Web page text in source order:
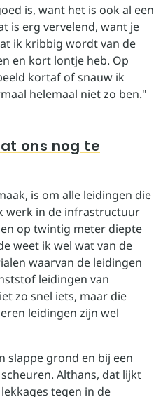
is, want het is ook al een
is erg vervelend, want je
ik kribbig wordt van de
en kort lontje heb. Op
kortaf of snauw ik
helemaal niet zo ben."
ons nog te
is om alle leidingen die
werk in de infrastructuur
op twintig meter diepte
weet ik wel wat van de
waarvan de leidingen
leidingen van
zo snel iets, maar die
leidingen zijn wel
slappe grond en bij een
Althans, dat lijkt
tegen in de